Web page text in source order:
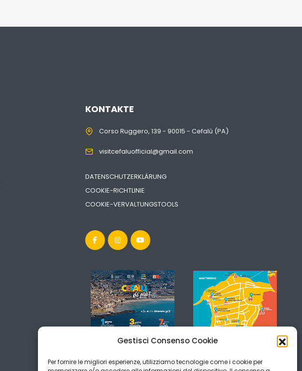
Gestisci Consenso Cookie
Per fornire le migliori esperienze, utilizziamo tecnologie come i cookie per
KONTAKTE
Corso Ruggero, 139 - 90015 - Cefalù (PA)
visitcefaluofficial@gmail.com
DATENSCHUTZERKLÄRUNG
COOKIE-RICHTLINIE
COOKIE-VERVALTUNGSTOOLS